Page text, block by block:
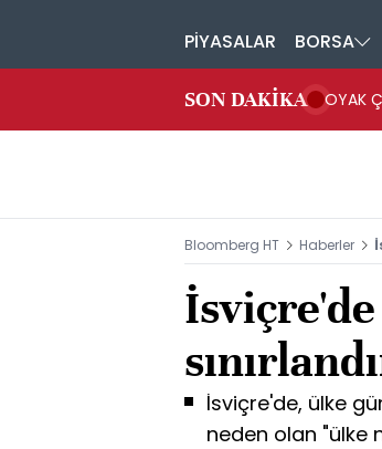
PİYASALAR BORSA
SON DAKİKA OYAK
Bloomberg HT Haberler
İsviçre'de, ülke
neden olan "ülke